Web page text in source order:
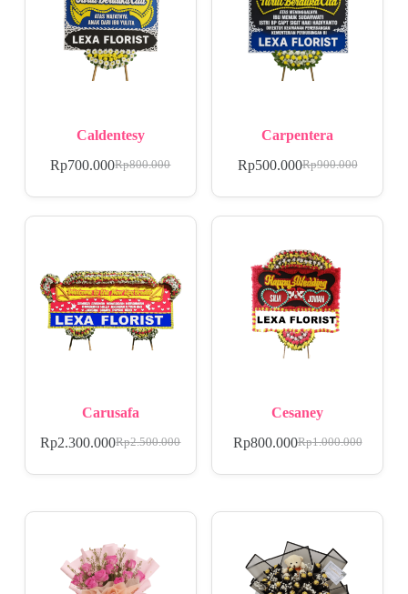
Caldentesy
Rp800.000
Rp700.000
Carpentera
Rp900.000
Rp500.000
Carusafa
Rp2.500.000
Rp2.300.000
Cesaney
Rp1.000.000
Rp800.000